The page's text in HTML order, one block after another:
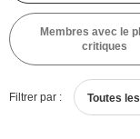
Membres avec le
critiques
Filtrer par : Toutes